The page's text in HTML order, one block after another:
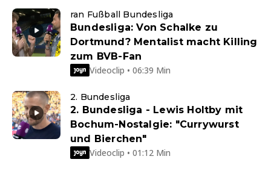
ran Fußball Bundesliga
Bundesliga: Von Schalke zu
Dortmund? Mentalist macht Killing
zum BVB-Fan
Videoclip • 06:39 Min
2. Bundesliga
2. Bundesliga - Lewis Holtby mit
Bochum-Nostalgie: "Currywurst
und Bierchen"
Videoclip • 01:12 Min